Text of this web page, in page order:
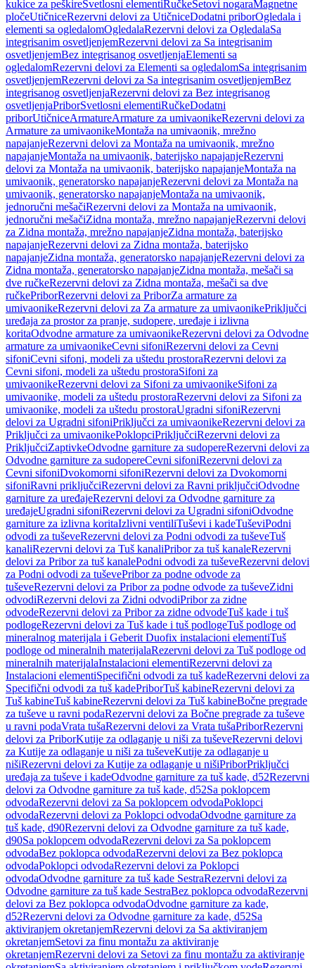
kukice za peškireSvetlosni elementiRučkeSetovi nogaraMagnetne
pločeUtičniceRezervni delovi za UtičniceDodatni priborOgledala i
elementi sa ogledalomOgledalaRezervni delovi za OgledalaSa
integrisanim osvetljenjemRezervni delovi za Sa integrisanim
osvetljenjemBez integrisanog osvetljenjaElementi sa
ogledalomRezervni delovi za Elementi sa ogledalomSa integrisanim
osvetljenjemRezervni delovi za Sa integrisanim osvetljenjemBez
integrisanog osvetljenjaRezervni delovi za Bez integrisanog
osvetljenjaPriborSvetlosni elementiRučkeDodatni
priborUtičniceArmatureArmature za umivaonikeRezervni delovi za
Armature za umivaonikeMontaža na umivaonik, mrežno
napajanjeRezervni delovi za Montaža na umivaonik, mrežno
napajanjeMontaža na umivaonik, baterijsko napajanjeRezervni
delovi za Montaža na umivaonik, baterijsko napajanjeMontaža na
umivaonik, generatorsko napajanjeRezervni delovi za Montaža na
umivaonik, generatorsko napajanjeMontaža na umivaonik,
jednoručni mešačiRezervni delovi za Montaža na umivaonik,
jednoručni mešačiZidna montaža, mrežno napajanjeRezervni delovi
za Zidna montaža, mrežno napajanjeZidna montaža, baterijsko
napajanjeRezervni delovi za Zidna montaža, baterijsko
napajanjeZidna montaža, generatorsko napajanjeRezervni delovi za
Zidna montaža, generatorsko napajanjeZidna montaža, mešači sa
dve ručkeRezervni delovi za Zidna montaža, mešači sa dve
ručkePriborRezervni delovi za PriborZa armature za
umivaonikeRezervni delovi za Za armature za umivaonikePriključci
uređaja za prostor za pranje, sudopere, uređaje i izlivna
koritaOdvodne armature za umivaonikeRezervni delovi za Odvodne
armature za umivaonikeCevni sifoniRezervni delovi za Cevni
sifoniCevni sifoni, modeli za uštedu prostoraRezervni delovi za
Cevni sifoni, modeli za uštedu prostoraSifoni za
umivaonikeRezervni delovi za Sifoni za umivaonikeSifoni za
umivaonike, modeli za uštedu prostoraRezervni delovi za Sifoni za
umivaonike, modeli za uštedu prostoraUgradni sifoniRezervni
delovi za Ugradni sifoniPriključci za umivaonikeRezervni delovi za
Priključci za umivaonikePoklopciPriključciRezervni delovi za
PriključciZaptivkeOdvodne garniture za sudopereRezervni delovi za
Odvodne garniture za sudopereCevni sifoniRezervni delovi za
Cevni sifoniDvokomorni sifoniRezervni delovi za Dvokomorni
sifoniRavni priključciRezervni delovi za Ravni priključciOdvodne
garniture za uređajeRezervni delovi za Odvodne garniture za
uređajeUgradni sifoniRezervni delovi za Ugradni sifoniOdvodne
garniture za izlivna koritaIzlivni ventiliTuševi i kadeTuševiPodni
odvodi za tuševeRezervni delovi za Podni odvodi za tuševeTuš
kanaliRezervni delovi za Tuš kanaliPribor za tuš kanaleRezervni
delovi za Pribor za tuš kanalePodni odvodi za tuševeRezervni delovi
za Podni odvodi za tuševePribor za podne odvode za
tuševeRezervni delovi za Pribor za podne odvode za tuševeZidni
odvodiRezervni delovi za Zidni odvodiPribor za zidne
odvodeRezervni delovi za Pribor za zidne odvodeTuš kade i tuš
podlogeRezervni delovi za Tuš kade i tuš podlogeTuš podloge od
mineralnog materijala i Geberit Duofix instalacioni elementiTuš
podloge od mineralnih materijalaRezervni delovi za Tuš podloge od
mineralnih materijalaInstalacioni elementiRezervni delovi za
Instalacioni elementiSpecifični odvodi za tuš kadeRezervni delovi za
Specifični odvodi za tuš kadePriborTuš kabineRezervni delovi za
Tuš kabineTuš kabineRezervni delovi za Tuš kabineBočne pregrade
za tuševe u ravni podaRezervni delovi za Bočne pregrade za tuševe
u ravni podaVrata tušaRezervni delovi za Vrata tušaPriborRezervni
delovi za PriborKutije za odlaganje u niši za tuševeRezervni delovi
za Kutije za odlaganje u niši za tuševeKutije za odlaganje u
nišiRezervni delovi za Kutije za odlaganje u nišiPriborPriključci
uređaja za tuševe i kadeOdvodne garniture za tuš kade, d52Rezervni
delovi za Odvodne garniture za tuš kade, d52Sa poklopcem
odvodaRezervni delovi za Sa poklopcem odvodaPoklopci
odvodaRezervni delovi za Poklopci odvodaOdvodne garniture za
tuš kade, d90Rezervni delovi za Odvodne garniture za tuš kade,
d90Sa poklopcem odvodaRezervni delovi za Sa poklopcem
odvodaBez poklopca odvodaRezervni delovi za Bez poklopca
odvodaPoklopci odvodaRezervni delovi za Poklopci
odvodaOdvodne garniture za tuš kade SestraRezervni delovi za
Odvodne garniture za tuš kade SestraBez poklopca odvodaRezervni
delovi za Bez poklopca odvodaOdvodne garniture za kade,
d52Rezervni delovi za Odvodne garniture za kade, d52Sa
aktiviranjem okretanjemRezervni delovi za Sa aktiviranjem
okretanjemSetovi za finu montažu za aktiviranje
okretanjemRezervni delovi za Setovi za finu montažu za aktiviranje